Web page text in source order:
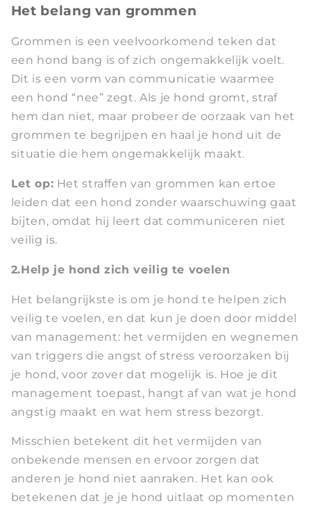
Het belang van grommen
Grommen is een veelvoorkomend teken dat
een hond bang is of zich ongemakkelijk voelt.
Dit is een vorm van communicatie waarmee
een hond “nee” zegt. Als je hond gromt, straf
hem dan niet, maar probeer de oorzaak van het
grommen te begrijpen en haal je hond uit de
situatie die hem ongemakkelijk maakt.
Let op: Het straffen van grommen kan ertoe
leiden dat een hond zonder waarschuwing gaat
bijten, omdat hij leert dat communiceren niet
veilig is.
2.Help je hond zich veilig te voelen
Het belangrijkste is om je hond te helpen zich
veilig te voelen, en dat kun je doen door middel
van management: het vermijden en wegnemen
van triggers die angst of stress veroorzaken bij
je hond, voor zover dat mogelijk is. Hoe je dit
management toepast, hangt af van wat je hond
angstig maakt en wat hem stress bezorgt.
Misschien betekent dit het vermijden van
onbekende mensen en ervoor zorgen dat
anderen je hond niet aanraken. Het kan ook
betekenen dat je je hond uitlaat op momenten